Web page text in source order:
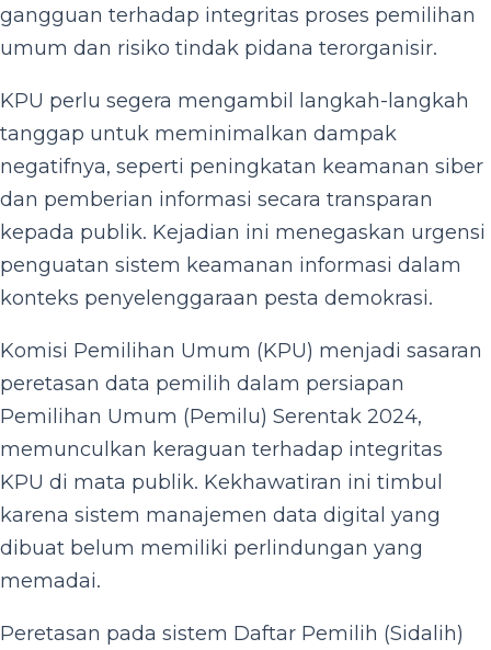
gangguan terhadap integritas proses pemilihan
umum dan risiko tindak pidana terorganisir.
KPU perlu segera mengambil langkah-langkah
tanggap untuk meminimalkan dampak
negatifnya, seperti peningkatan keamanan siber
dan pemberian informasi secara transparan
kepada publik. Kejadian ini menegaskan urgensi
penguatan sistem keamanan informasi dalam
konteks penyelenggaraan pesta demokrasi.
Komisi Pemilihan Umum (KPU) menjadi sasaran
peretasan data pemilih dalam persiapan
Pemilihan Umum (Pemilu) Serentak 2024,
memunculkan keraguan terhadap integritas
KPU di mata publik. Kekhawatiran ini timbul
karena sistem manajemen data digital yang
dibuat belum memiliki perlindungan yang
memadai.
Peretasan pada sistem Daftar Pemilih (Sidalih)